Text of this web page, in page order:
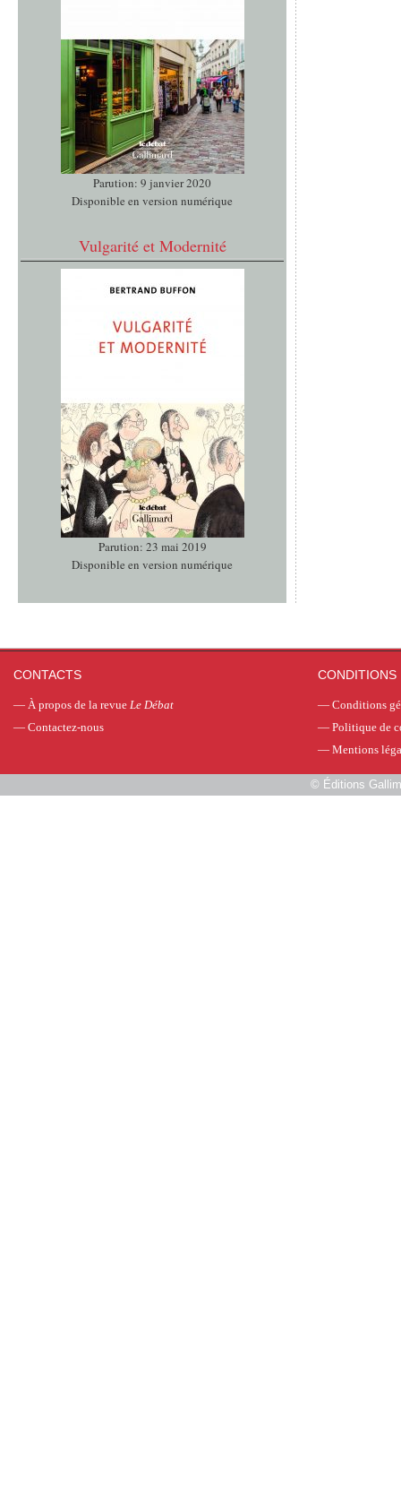
Parution: 9 janvier 2020
Disponible en version numérique
Vulgarité et Modernité
Parution: 23 mai 2019
Disponible en version numérique
CONTACTS
— À propos de la revue Le Débat
— Contactez-nous
CONDITIONS
— Conditions
— Politique de
— Mentions
© Éditions